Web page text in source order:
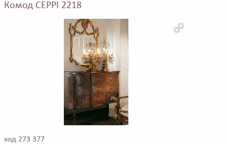
Комод CEPPI 2218
код 273 377